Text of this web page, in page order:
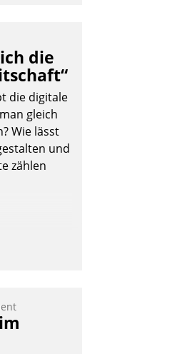
und
die
die digitale
gleich
Wie lässt
und
zählen